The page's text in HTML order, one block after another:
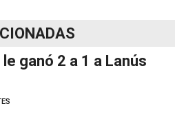
le ganó 2 a 1 a Lanús